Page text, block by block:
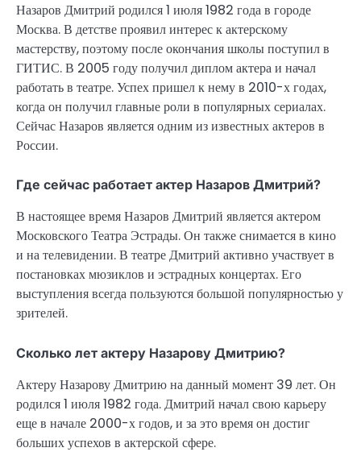
Назаров Дмитрий родился 1 июля 1982 года в городе
Москва. В детстве проявил интерес к актерскому
мастерству, поэтому после окончания школы поступил в
ГИТИС. В 2005 году получил диплом актера и начал
работать в театре. Успех пришел к нему в 2010-х годах,
когда он получил главные роли в популярных сериалах.
Сейчас Назаров является одним из известных актеров в
России.
Где сейчас работает актер Назаров Дмитрий?
В настоящее время Назаров Дмитрий является актером
Московского Театра Эстрады. Он также снимается в кино
и на телевидении. В театре Дмитрий активно участвует в
постановках мюзиклов и эстрадных концертах. Его
выступления всегда пользуются большой популярностью у
зрителей.
Сколько лет актеру Назарову Дмитрию?
Актеру Назарову Дмитрию на данный момент 39 лет. Он
родился 1 июля 1982 года. Дмитрий начал свою карьеру
еще в начале 2000-х годов, и за это время он достиг
больших успехов в актерской сфере.